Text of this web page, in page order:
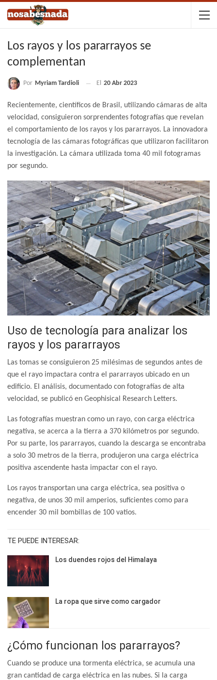
Los rayos y los pararrayos se
complementan
Por Myriam Tardioli El 20 Abr 2023
Recientemente, científicos de Brasil, utilizando cámaras de alta
velocidad, consiguieron sorprendentes fotografías que revelan
el comportamiento de los rayos y los pararrayos. La innovadora
tecnología de las cámaras fotográficas que utilizaron facilitaron
la investigación. La cámara utilizada toma 40 mil fotogramas
por segundo.
Uso de tecnología para analizar los
rayos y los pararrayos
Las tomas se consiguieron 25 milésimas de segundos antes de
que el rayo impactara contra el pararrayos ubicado en un
edificio. El análisis, documentado con fotografías de alta
velocidad, se publicó en Geophisical Research Letters.
Las fotografías muestran como un rayo, con carga eléctrica
negativa, se acerca a la tierra a 370 kilómetros por segundo.
Por su parte, los pararrayos, cuando la descarga se encontraba
a solo 30 metros de la tierra, produjeron una carga eléctrica
positiva ascendente hasta impactar con el rayo.
Los rayos transportan una carga eléctrica, sea positiva o
negativa, de unos 30 mil amperios, suficientes como para
encender 30 mil bombillas de 100 vatios.
TE PUEDE INTERESAR:
Los duendes rojos del Himalaya
La ropa que sirve como cargador
¿Cómo funcionan los pararrayos?
Cuando se produce una tormenta eléctrica, se acumula una
gran cantidad de carga eléctrica en las nubes. Si la carga